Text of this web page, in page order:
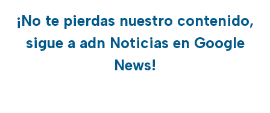
¡No te pierdas nuestro contenido,
sigue a adn Noticias en Google
News!